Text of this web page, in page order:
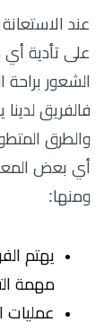
عند
على تأدية
الشعور براحة
فالفريق
والطرق
أي بعض
ومنها:
يهتم
مهمة
عمليات